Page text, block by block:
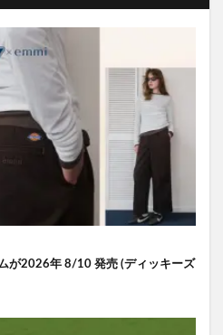
が2026年 8/10 発売 (ディッキーズ